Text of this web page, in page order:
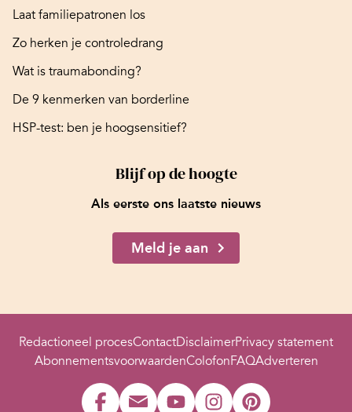
Laat familiepatronen los
Zo herken je controledrang
Wat is traumabonding?
De 9 kenmerken van borderline
HSP-test: ben je hoogsensitief?
Blijf op de hoogte
Als eerste ons laatste nieuws
Meld je aan
Redactioneel procesContactDisclaimerPrivacy statement
AbonnementsvoorwaardenColofonFAQAdverteren